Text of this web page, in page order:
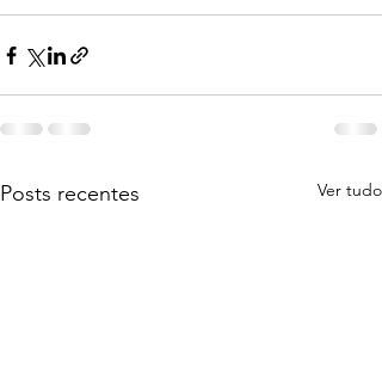
Posts recentes Ver tudo